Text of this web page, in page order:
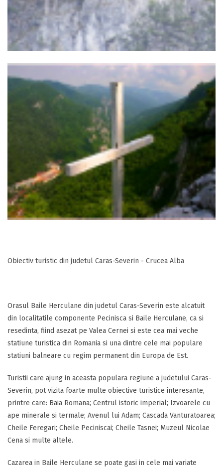
Obiectiv turistic din judetul Caras-Severin - Crucea Alba
Orasul Baile Herculane din judetul Caras-Severin este alcatuit
din localitatile componente Pecinisca si Baile Herculane, ca si
resedinta, fiind asezat pe Valea Cernei si este cea mai veche
statiune turistica din Romania si una dintre cele mai populare
statiuni balneare cu regim permanent din Europa de Est.
Turistii care ajung in aceasta populara regiune a judetului Caras-
Severin, pot vizita foarte multe obiective turistice interesante,
printre care: Baia Romana; Centrul istoric imperial; Izvoarele cu
ape minerale si termale; Avenul lui Adam; Cascada Vanturatoarea;
Cheile Feregari; Cheile Peciniscai; Cheile Tasnei; Muzeul Nicolae
Cena si multe altele.
Cazarea in Baile Herculane se poate gasi in cele mai variate